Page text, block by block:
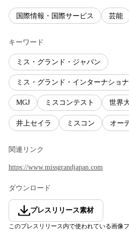
国際情報・国際サービス 芸能
キーワード
ミス・グランド・ジャパン
ミス・グランド・インターナショ
MGJ ミスコンテスト 世界
井上セイラ ミスコン オー
関連リンク
https://www.missgrandjapan.com
ダウンロード
プレスリリース素材
このプレスリリース内で使われている画像